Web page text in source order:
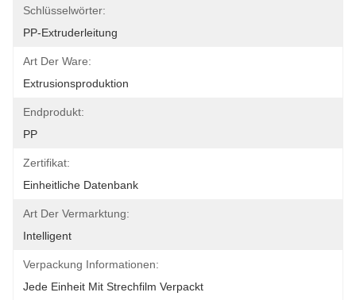
Schlüsselwörter:
PP-Extruderleitung
Art Der Ware:
Extrusionsproduktion
Endprodukt:
PP
Zertifikat:
Einheitliche Datenbank
Art Der Vermarktung:
Intelligent
Verpackung Informationen:
Jede Einheit Mit Strechfilm Verpackt